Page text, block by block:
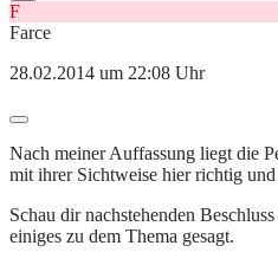
F
Farce
28.02.2014 um 22:08 Uhr
Nach meiner Auffassung liegt die
mit ihrer Sichtweise hier richtig
Schau dir nachstehenden
einiges zu dem Thema gesagt.